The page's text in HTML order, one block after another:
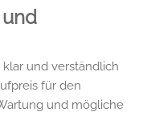
und
und verständlich
für den
und mögliche